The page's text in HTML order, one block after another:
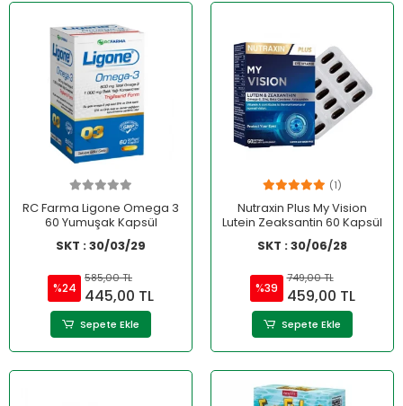
RC Farma Ligone Omega 3
60 Yumuşak Kapsül
SKT : 30/03/29
%24
585,00 TL
445,00 TL
Sepete Ekle
(1)
Nutraxin Plus My Vision
Lutein Zeaksantin 60 Kapsül
SKT : 30/06/28
%39
749,00 TL
459,00 TL
Sepete Ekle